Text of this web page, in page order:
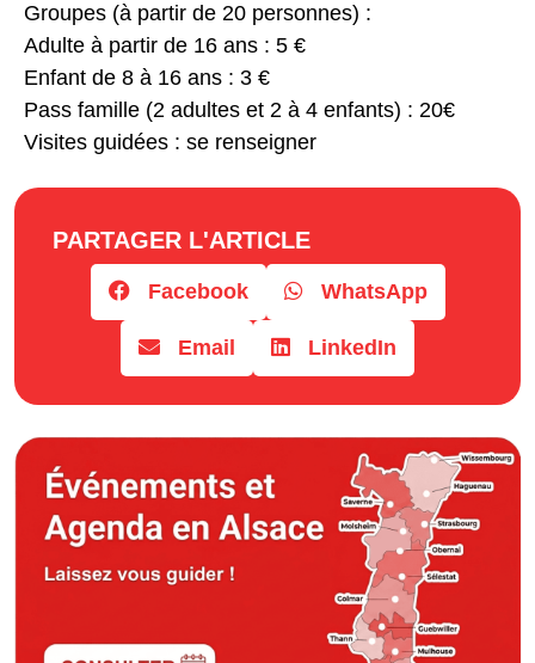
Groupes (à partir de 20 personnes) :
Adulte à partir de 16 ans : 5 €
Enfant de 8 à 16 ans : 3 €
Pass famille (2 adultes et 2 à 4 enfants) : 20€
Visites guidées : se renseigner
PARTAGER L'ARTICLE
Facebook WhatsApp
Email LinkedIn